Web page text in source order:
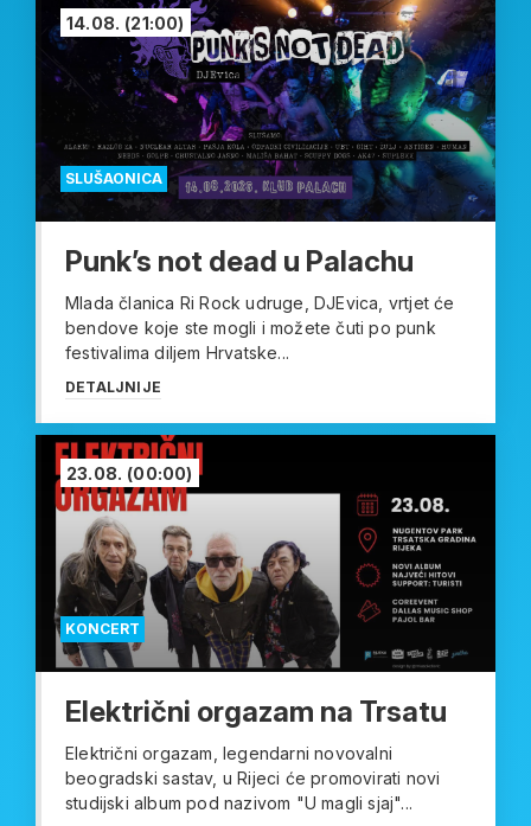
SLUŠAONICA
14.08. (21:00)
Punk’s not dead u Palachu
Mlada članica Ri Rock udruge, DJEvica, vrtjet će
bendove koje ste mogli i možete čuti po punk
festivalima diljem Hrvatske...
DETALJNIJE
KONCERT
23.08. (00:00)
Električni orgazam na Trsatu
Električni orgazam, legendarni novovalni
beogradski sastav, u Rijeci će promovirati novi
studijski album pod nazivom "U magli sjaj"...